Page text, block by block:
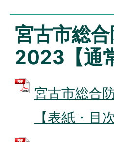
宮古市総
2023【通
宮古市総合
【表紙・目